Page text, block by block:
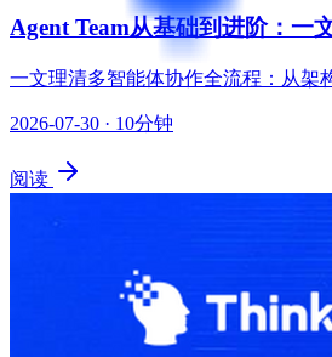
Agent Team从基础到进阶：一
一文理清多智能体协作全流程：从架
2026-07-30 · 10分钟
阅读